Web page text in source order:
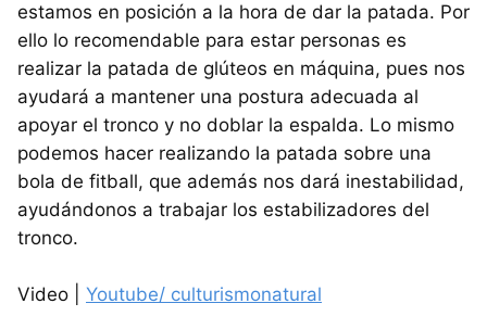
estamos en posición a la hora de dar la patada. Por
ello lo recomendable para estar personas es
realizar la patada de glúteos en máquina, pues nos
ayudará a mantener una postura adecuada al
apoyar el tronco y no doblar la espalda. Lo mismo
podemos hacer realizando la patada sobre una
bola de fitball, que además nos dará inestabilidad,
ayudándonos a trabajar los estabilizadores del
tronco.
Video | Youtube/ culturismonatural